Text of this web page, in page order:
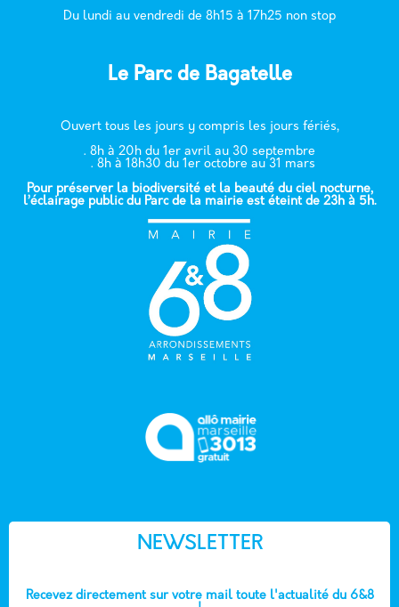
Du lundi au vendredi de 8h15 à 17h25 non stop
Le Parc de Bagatelle
Ouvert tous les jours y compris les jours fériés,
. 8h à 20h du 1er avril au 30 septembre
. 8h à 18h30 du 1er octobre au 31 mars
Pour préserver la biodiversité et la beauté du ciel nocturne,
l’éclairage public du Parc de la mairie est éteint de 23h à 5h.
NEWSLETTER
Recevez directement sur votre mail toute l'actualité du 6&8